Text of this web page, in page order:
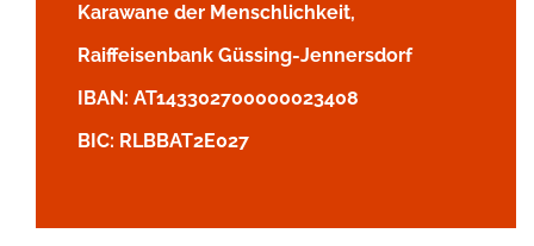
Karawane der Menschlichkeit,
Raiffeisenbank Güssing-Jennersdorf
IBAN: AT143302700000023408
BIC: RLBBAT2E027